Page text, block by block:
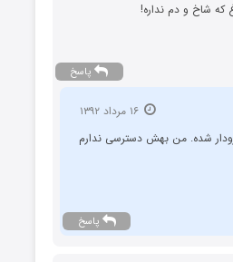
که شاخ و دم نداره!
پاسخ
۱۶ مرداد ۱۳۹۲
شده. من بهش دسترسی ندارم
پاسخ